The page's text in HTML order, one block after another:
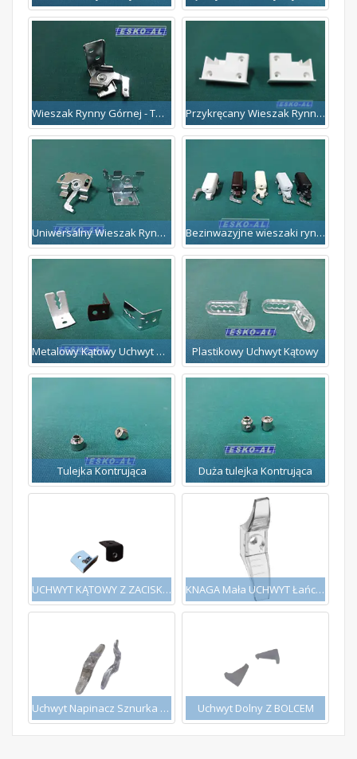
Wieszak Rynny Górnej - Twist Przykręcany Wieszak Rynny Naokienny
Uniwersalny Wieszak Rynny Górnej Twist Bezinwazyjne wieszaki rynny górnej - TWIST
Metalowy Kątowy Uchwyt Dolny Plastikowy Uchwyt Kątowy
Tulejka Kontrująca Duża tulejka Kontrująca
UCHWYT KĄTOWY Z ZACISKIEM KNAGA Mała UCHWYT Łańcuszka Sznurka ROLET ŻaluzjI
Uchwyt Napinacz Sznurka Łańcuszka Knaga DUŻA żaluzji rolet Uchwyt Dolny Z BOLCEM